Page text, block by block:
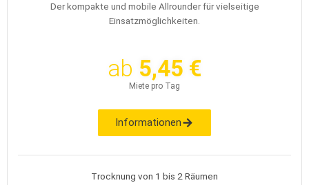
Der kompakte und mobile Allrounder für vielseitige
Einsatzmöglichkeiten.
ab 5,45 €
Miete pro Tag
Informationen
Trocknung von 1 bis 2 Räumen